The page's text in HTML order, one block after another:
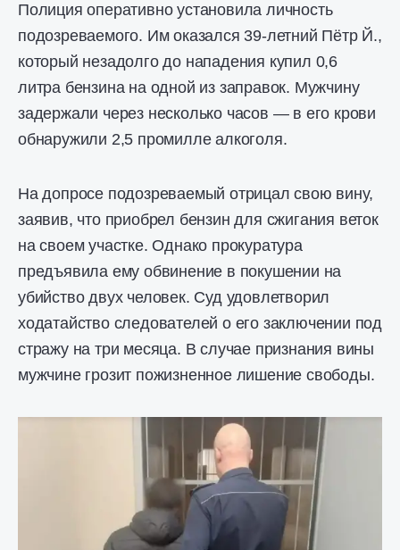
Полиция оперативно установила личность
подозреваемого. Им оказался 39-летний Пётр Й.,
который незадолго до нападения купил 0,6
литра бензина на одной из заправок. Мужчину
задержали через несколько часов — в его крови
обнаружили 2,5 промилле алкоголя.
На допросе подозреваемый отрицал свою вину,
заявив, что приобрел бензин для сжигания веток
на своем участке. Однако прокуратура
предъявила ему обвинение в покушении на
убийство двух человек. Суд удовлетворил
ходатайство следователей о его заключении под
стражу на три месяца. В случае признания вины
мужчине грозит пожизненное лишение свободы.